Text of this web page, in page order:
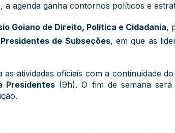
a agenda ganha contornos políticos e
Goiano de Direito, Política e Cidadania,
de Subseções, em que as
as atividades oficiais com a continuidade
Presidentes (9h). O fim de semana